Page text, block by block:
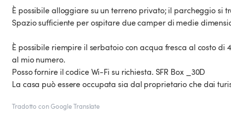
È possibile alloggiare su un terreno privato; il parcheggio si
Spazio sufficiente per ospitare due camper di medie
È possibile riempire il serbatoio con acqua fresca al costo di
al mio numero.
Posso fornire il codice Wi-Fi su richiesta. SFR Box _30D
La casa può essere occupata sia dal proprietario che dai
Tradotto con Google Translate